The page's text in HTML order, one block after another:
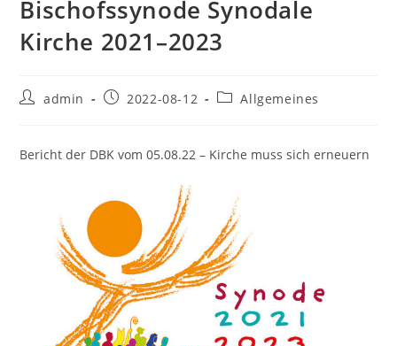
Bischofssynode Synodale
Kirche 2021–2023
Beitrags-
admin
Beitrag2022-08-12
Beitrags-
Allgemeines
Bericht der DBK vom 05.08.22 – Kirche muss sich erneuern